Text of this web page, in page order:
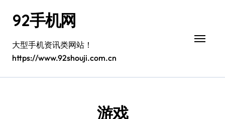
92手机网
大型手机资讯类网站！
https://www.92shouji.com.cn
游戏